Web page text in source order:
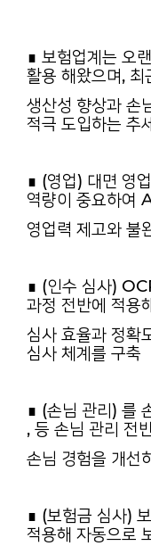
∎ 보험업계는 오
활용 해왔으며, 최
생산성 향상과 손
적극 도입하는 추
∎ (영업) 대면 영
역량이 중요하여
영업력 제고와 불
∎ (인수 심사)
과정 전반에 적용
심사 효율과 정확
심사 체계를 구축
∎ (손님 관리) 를
, 등 손님 관리 전
손님 경험을 개선
∎ (보험금 심사)
적용해 자동으로